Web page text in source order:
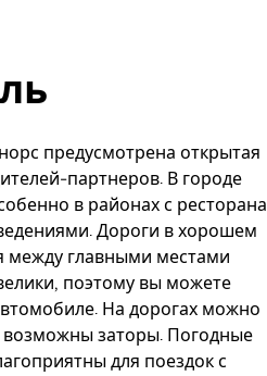
предусмотрена открытая
партнеров. В городе
в районах с
Дороги в хорошем
между главными местами
поэтому вы можете
На дорогах можно
возможны заторы. Погодные
для поездок с